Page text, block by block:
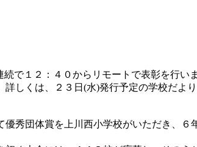
で１２：４０からリモートで表彰を行い
しくは、２３日(水)発行予定の学校だよ
秀団体賞を上川西小学校がいただき、６